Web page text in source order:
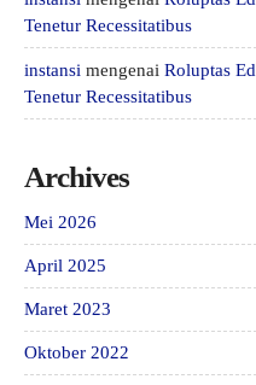
Tenetur Recessitatibus
instansi mengenai Roluptas
Tenetur Recessitatibus
Archives
Mei 2026
April 2025
Maret 2023
Oktober 2022